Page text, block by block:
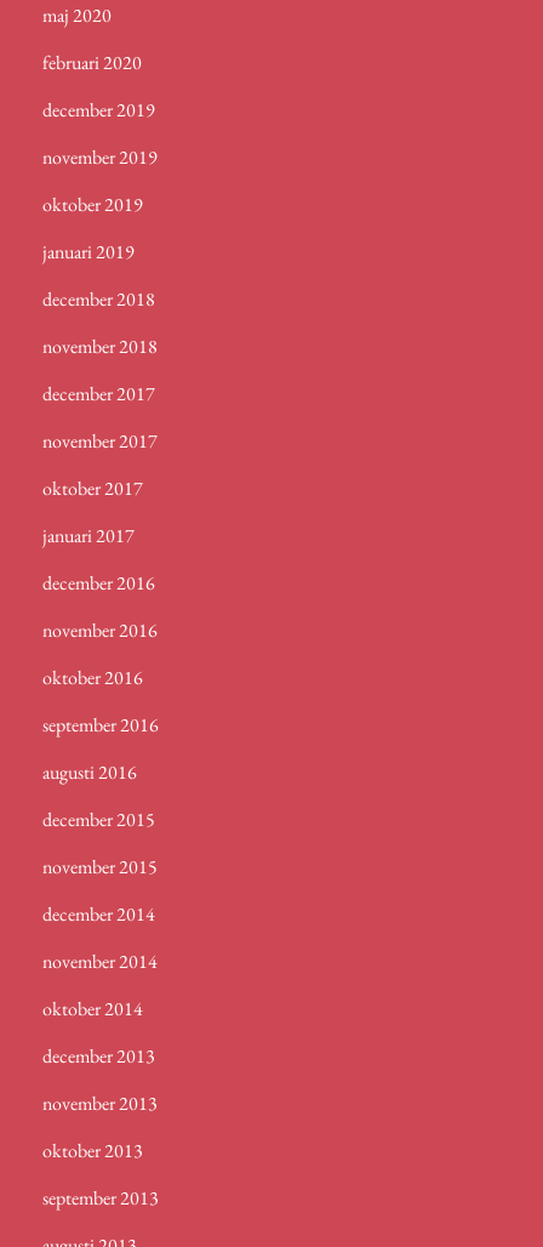
maj 2020
februari 2020
december 2019
november 2019
oktober 2019
januari 2019
december 2018
november 2018
december 2017
november 2017
oktober 2017
januari 2017
december 2016
november 2016
oktober 2016
september 2016
augusti 2016
december 2015
november 2015
december 2014
november 2014
oktober 2014
december 2013
november 2013
oktober 2013
september 2013